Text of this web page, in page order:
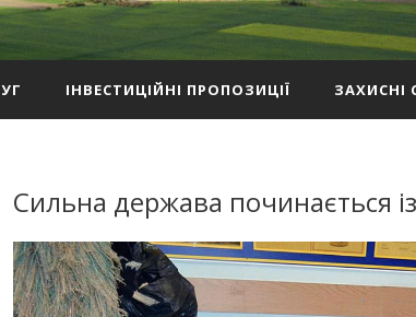
ІНВЕСТИЦІЙНІ ПРОПОЗИЦІЇ ЗАХИСНІ
Сильна держава починається